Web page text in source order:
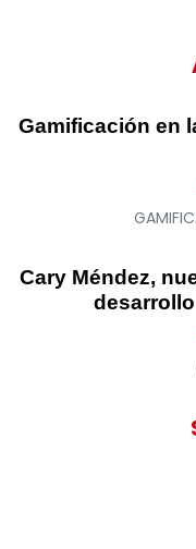
Gamificación en
Cary Méndez,